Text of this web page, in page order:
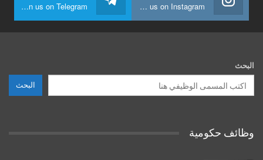
Join us on Instagram
Join us on Telegram
البحث
البحث
وظائف حكومية